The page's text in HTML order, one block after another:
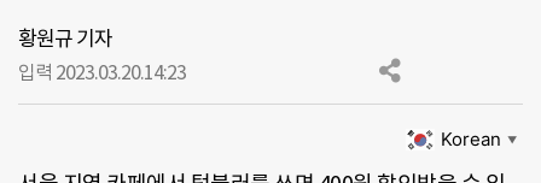
황원규 기자
입력 2023.03.20.14:23
Korean ▼